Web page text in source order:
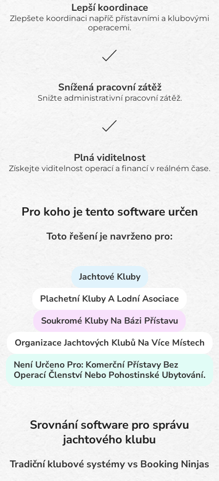
Lepší koordinace
Zlepšete koordinaci napříč přístavními a klubovými
operacemi.
Snížená pracovní zátěž
Snižte administrativní pracovní zátěž.
Plná viditelnost
Získejte viditelnost operací a financí v reálném čase.
Pro koho je tento software určen
Toto řešení je navrženo pro:
Jachtové Kluby
Plachetní Kluby A Lodní Asociace
Soukromé Kluby Na Bázi Přístavu
Organizace Jachtových Klubů Na Více Místech
Není Určeno Pro: Komerční Přístavy Bez
Operací Členství Nebo Pohostinské Ubytování.
Srovnání software pro správu
jachtového klubu
Tradiční klubové systémy vs Booking Ninjas